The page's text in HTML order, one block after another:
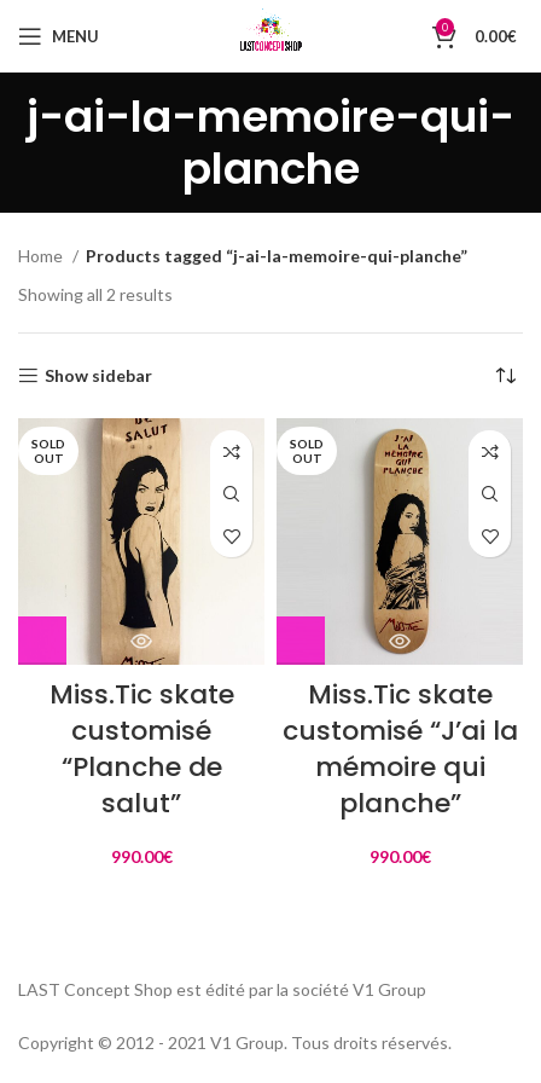
MENU 0 0.00€
j-ai-la-memoire-qui-
planche
Home
Products tagged “j-ai-la-memoire-qui-planche”
Showing all 2 results
Show sidebar
SOLD
OUT
Miss.Tic skate
customisé
“Planche de
salut”
990.00€
SOLD
OUT
Miss.Tic skate
customisé “J’ai la
mémoire qui
planche”
990.00€
LAST Concept Shop est édité par la société V1 Group
Copyright © 2012 - 2021 V1 Group. Tous droits réservés.